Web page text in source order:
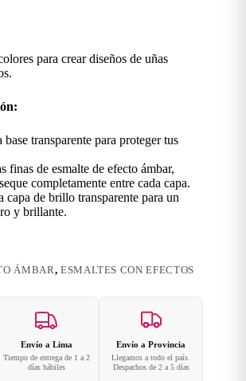
para crear diseños de uñas
transparente para proteger tus
finas de esmalte de efecto ámbar,
completamente entre cada capa.
capa de brillo transparente para un
y brillante.
ÁMBAR, ESMALTES CON EFECTOS
Envío a Lima
Tiempo de entrega de 1 a 2
días hábiles
Envío a Provincia
Llegamos a todo el país.
Despachos de 2 a 5 días